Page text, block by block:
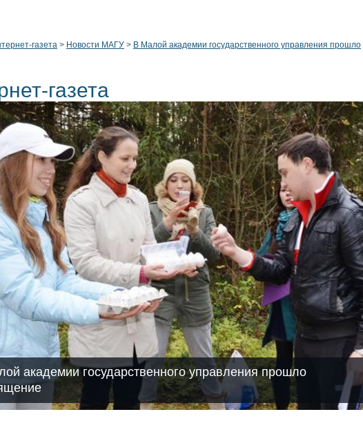
газета > Новости МАГУ > В Малой академии государственного управления прошло
газета
академии государственного управления прошло